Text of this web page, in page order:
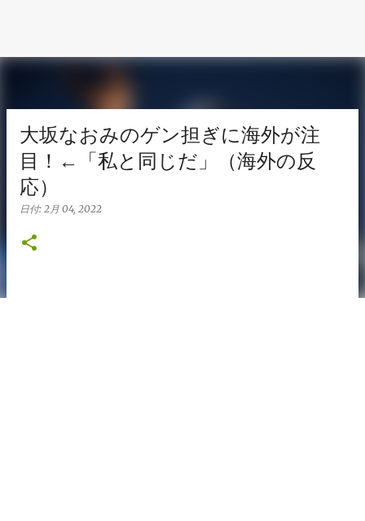
大坂なおみのゲン担ぎに海外が注
目！←「私と同じだ」（海外の反
応）
日付: 2月 04, 2022